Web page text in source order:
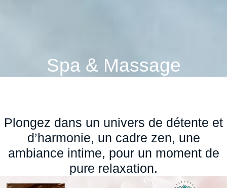
Spa & Massage
Plongez dans un univers de détente et
d’harmonie, un cadre zen, une
ambiance intime, pour un moment de
pure relaxation.